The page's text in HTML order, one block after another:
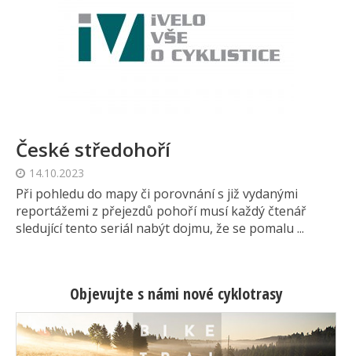
České středohoří
14.10.2023
Při pohledu do mapy či porovnání s již vydanými
reportážemi z přejezdů pohoří musí každý čtenář
sledující tento seriál nabýt dojmu, že se pomalu ...
Objevujte s námi nové cyklotrasy